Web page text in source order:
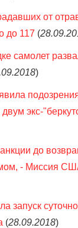
от
до 117 (
самолет
)
экс-
до
- Миссия
запуск
(28.09.2018)